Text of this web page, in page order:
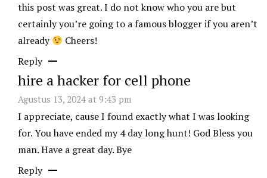
this post was great. I do not know who you are but
certainly you’re going to a famous blogger if you aren’t
already
Cheers!
Reply
hire a hacker for cell phone
Agustus 13, 2024 at 9:43 pm
I appreciate, cause I found exactly what I was looking
for. You have ended my 4 day long hunt! God Bless you
man. Have a great day. Bye
Reply